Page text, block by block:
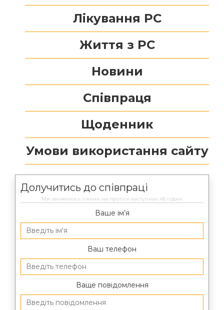
Лікування РС
Життя з РС
Новини
Співпраця
Щоденник
Умови використання сайту
Долучитись до співпраці
Ми звяжемось з вами на протязі наступних 48 годин
Ваше ім’я
Ваш телефон
Ваще повідомлення